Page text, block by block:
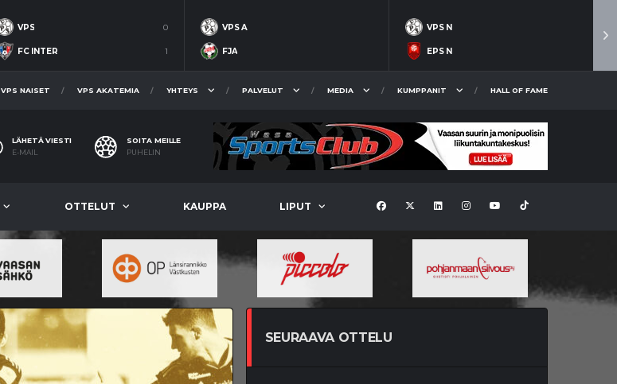
VPS 0
FC INTER 1
VPS A
FJA
VPS N
EPS N
VPS NAISET VPS AKATEMIA YHTEYS PALVELUT MEDIA KUMPPANIT HALL OF FAME
LÄHETÄ VIESTI
E-MAIL
SOITA MEILLE
PUHELIN
OTTELUT KAUPPA LIPUT
SEURAAVA OTTELU